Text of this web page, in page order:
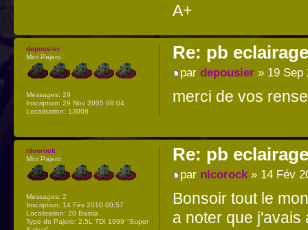
A+
Re: pb
par depousier» 19 Sep
merci de vos
depousier
Mini Pajero
Messages: 29
Inscription: 29 Nov 2005 08:04
Localisation: 13008
Re: pb
par nicorock» 14 Fév
Bonsoir tout le
a noter que
nicorock
Mini Pajero
Messages: 2
Inscription: 14 Fév 2010 00:57
Localisation: 20 Bastia
Type de Pajero: 2,5L TDI 1999 "Super